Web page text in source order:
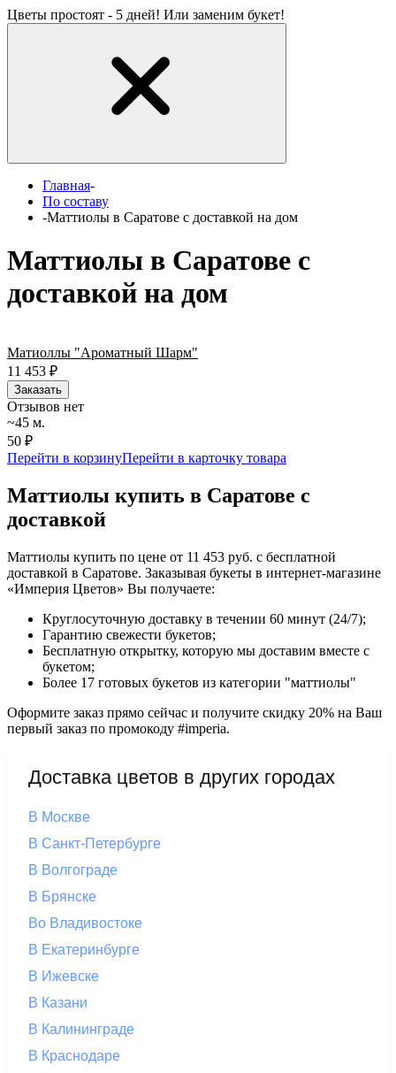
Цветы простоят - 5 дней! Или заменим букет!
Главная-
По составу
-Маттиолы в Саратове с доставкой на дом
Маттиолы в Саратове с
доставкой на дом
Матиоллы "Ароматный Шарм"
11 453 ₽
Заказать
Отзывов нет
~45 м.
50 ₽
Перейти в корзинуПерейти в карточку товара
Маттиолы купить в Саратове с
доставкой
Маттиолы купить по цене от 11 453 руб. с бесплатной
доставкой в Саратове. Заказывая букеты в интернет-магазине
«Империя Цветов» Вы получаете:
Круглосуточную доставку в течении 60 минут (24/7);
Гарантию свежести букетов;
Бесплатную открытку, которую мы доставим вместе с
букетом;
Более 17 готовых букетов из категории "маттиолы"
Оформите заказ прямо сейчас и получите скидку 20% на Ваш
первый заказ по промокоду #imperia.
Доставка цветов в других городах
В Москве
В Санкт-Петербурге
В Волгограде
В Брянске
Во Владивостоке
В Екатеринбурге
В Ижевске
В Казани
В Калининграде
В Краснодаре